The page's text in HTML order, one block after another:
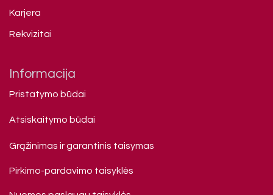
Karjera
Rekvizitai
Informacija
Pristatymo būdai
Atsiskaitymo būdai
Grąžinimas ir garantinis taisymas
Pirkimo-pardavimo taisyklės